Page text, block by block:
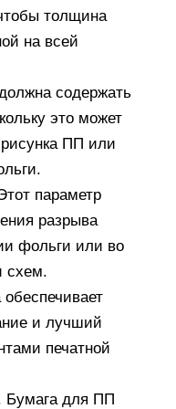
толщина
на всей
содержать
это может
ПП или
параметр
разрыва
фольги или во
схем.
и лучший
печатной
Бумага для ПП